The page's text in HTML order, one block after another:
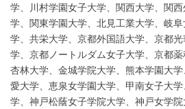
学、川村学園女子大学、関西大学、関
学、関東学園大学、北見工業大学、岐
学、共栄大学、京都外国語大学、京都
学、京都ノートルダム女子大学、京都薬
杏林大学、金城学院大学、熊本学園大
愛大学、恵泉女学園大学、甲南女子大
学、神戸松蔭女子学院大学、神戸女学院